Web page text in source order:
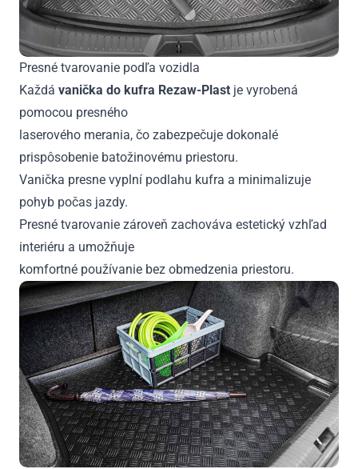
Presné tvarovanie podľa vozidla
Každá vanička do kufra Rezaw-Plast je vyrobená
pomocou presného
laserového merania, čo zabezpečuje dokonalé
prispôsobenie batožinovému priestoru.
Vanička presne vyplní podlahu kufra a minimalizuje
pohyb počas jazdy.
Presné tvarovanie zároveň zachováva estetický vzhľad
interiéru a umožňuje
komfortné používanie bez obmedzenia priestoru.